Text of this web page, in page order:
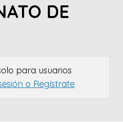
DE
para usuarios
o Regístrate